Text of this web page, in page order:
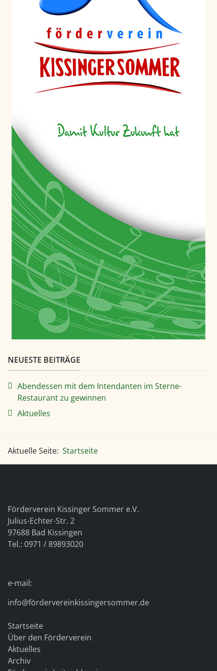
NEUESTE BEITRÄGE
Abendessen mit dem Intendanten im Sterne-
Restaurant zu gewinnen
Aktuelles
Aktuelle Seite: Startseite
Förderverein Kissinger Sommer e.V.
Julius-Echter-Str. 2
97688 Bad Kissingen
Tel.: 0971 / 89893020
e-mail:
info@fördervereinkissingersommer.de
Startseite
Über den Förderverein
Aktuelles
Archiv